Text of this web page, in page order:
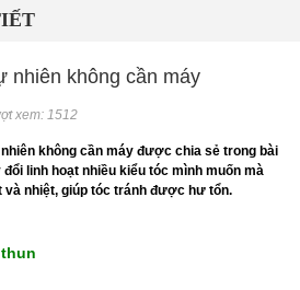
nhiên không cần máy
xem: 1512
không cần máy được chia sẻ trong bài
linh hoạt nhiều kiểu tóc mình muốn mà
và nhiệt, giúp tóc tránh được hư tổn.